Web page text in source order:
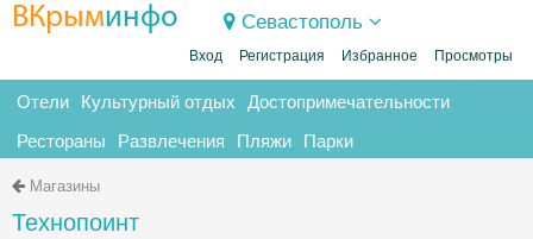
ВКрыминфо Севастополь
Вход Регистрация Избранное Просмотры
Отели Культурный отдых Достопримечательности
Рестораны Развлечения Пляжи Парки
Магазины
Технопоинт